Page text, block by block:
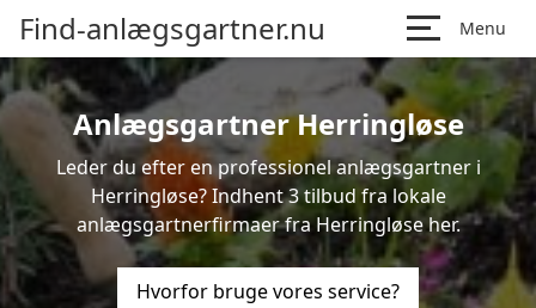
Find-anlægsgartner.nu Menu
Anlægsgartner Herringløse
Leder du efter en professionel anlægsgartner i
Herringløse? Indhent 3 tilbud fra lokale
anlægsgartnerfirmaer fra Herringløse her.
Hvorfor bruge vores service?